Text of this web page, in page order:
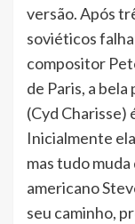
versão. Após
soviéticos
compositor
de Paris, a
(Cyd Charisse)
Inicialmente
mas tudo
americano
seu caminho,